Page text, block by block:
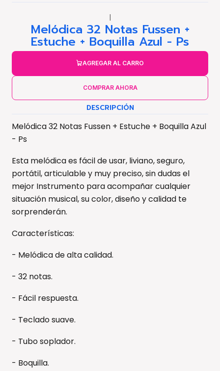
|
Melódica 32 Notas Fussen +
Estuche + Boquilla Azul - Ps
AGREGAR AL CARRO
COMPRAR AHORA
DESCRIPCIÓN
Melódica 32 Notas Fussen + Estuche + Boquilla Azul
- Ps
Esta melódica es fácil de usar, liviano, seguro,
portátil, articulable y muy preciso, sin dudas el
mejor Instrumento para acompañar cualquier
situación musical, su color, diseño y calidad te
sorprenderán.
Características:
- Melódica de alta calidad.
- 32 notas.
- Fácil respuesta.
- Teclado suave.
- Tubo soplador.
- Boquilla.